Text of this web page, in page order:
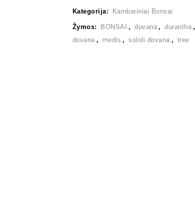
Kategorija: Kambariniai Bonsai
Žymos: BONSAI , dovana , durantha ,
dovana , medis , solidi dovana , tree